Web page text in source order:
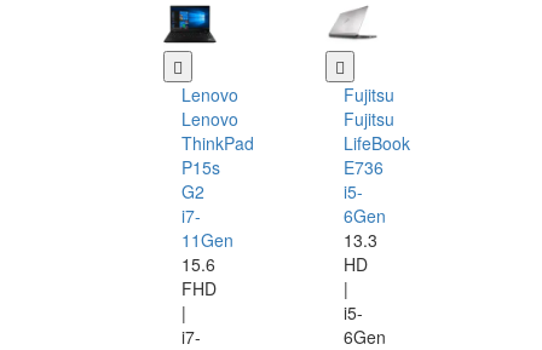
Lenovo
Lenovo
ThinkPad
P15s
G2
i7-
11Gen
15.6
FHD
|
i7-
Fujitsu
Fujitsu
LifeBook
E736
i5-
6Gen
13.3
HD
|
i5-
6Gen